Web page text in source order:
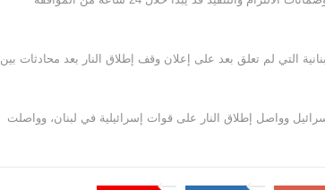
التي لم تعلق بعد على إعلان وقف إطلاق النار بعد محادثات بين
وواصل إطلاق النار على قوات إسرائيلية في لبنان، وواصلت